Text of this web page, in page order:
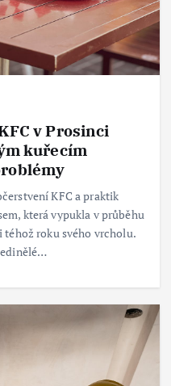
v Prosinci
kuřecím
KFC a praktik
která vypukla v průběhu
téhož roku svého vrcholu.